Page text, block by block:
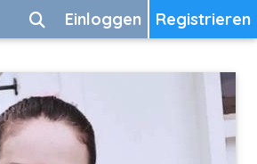
Registrieren
Einloggen